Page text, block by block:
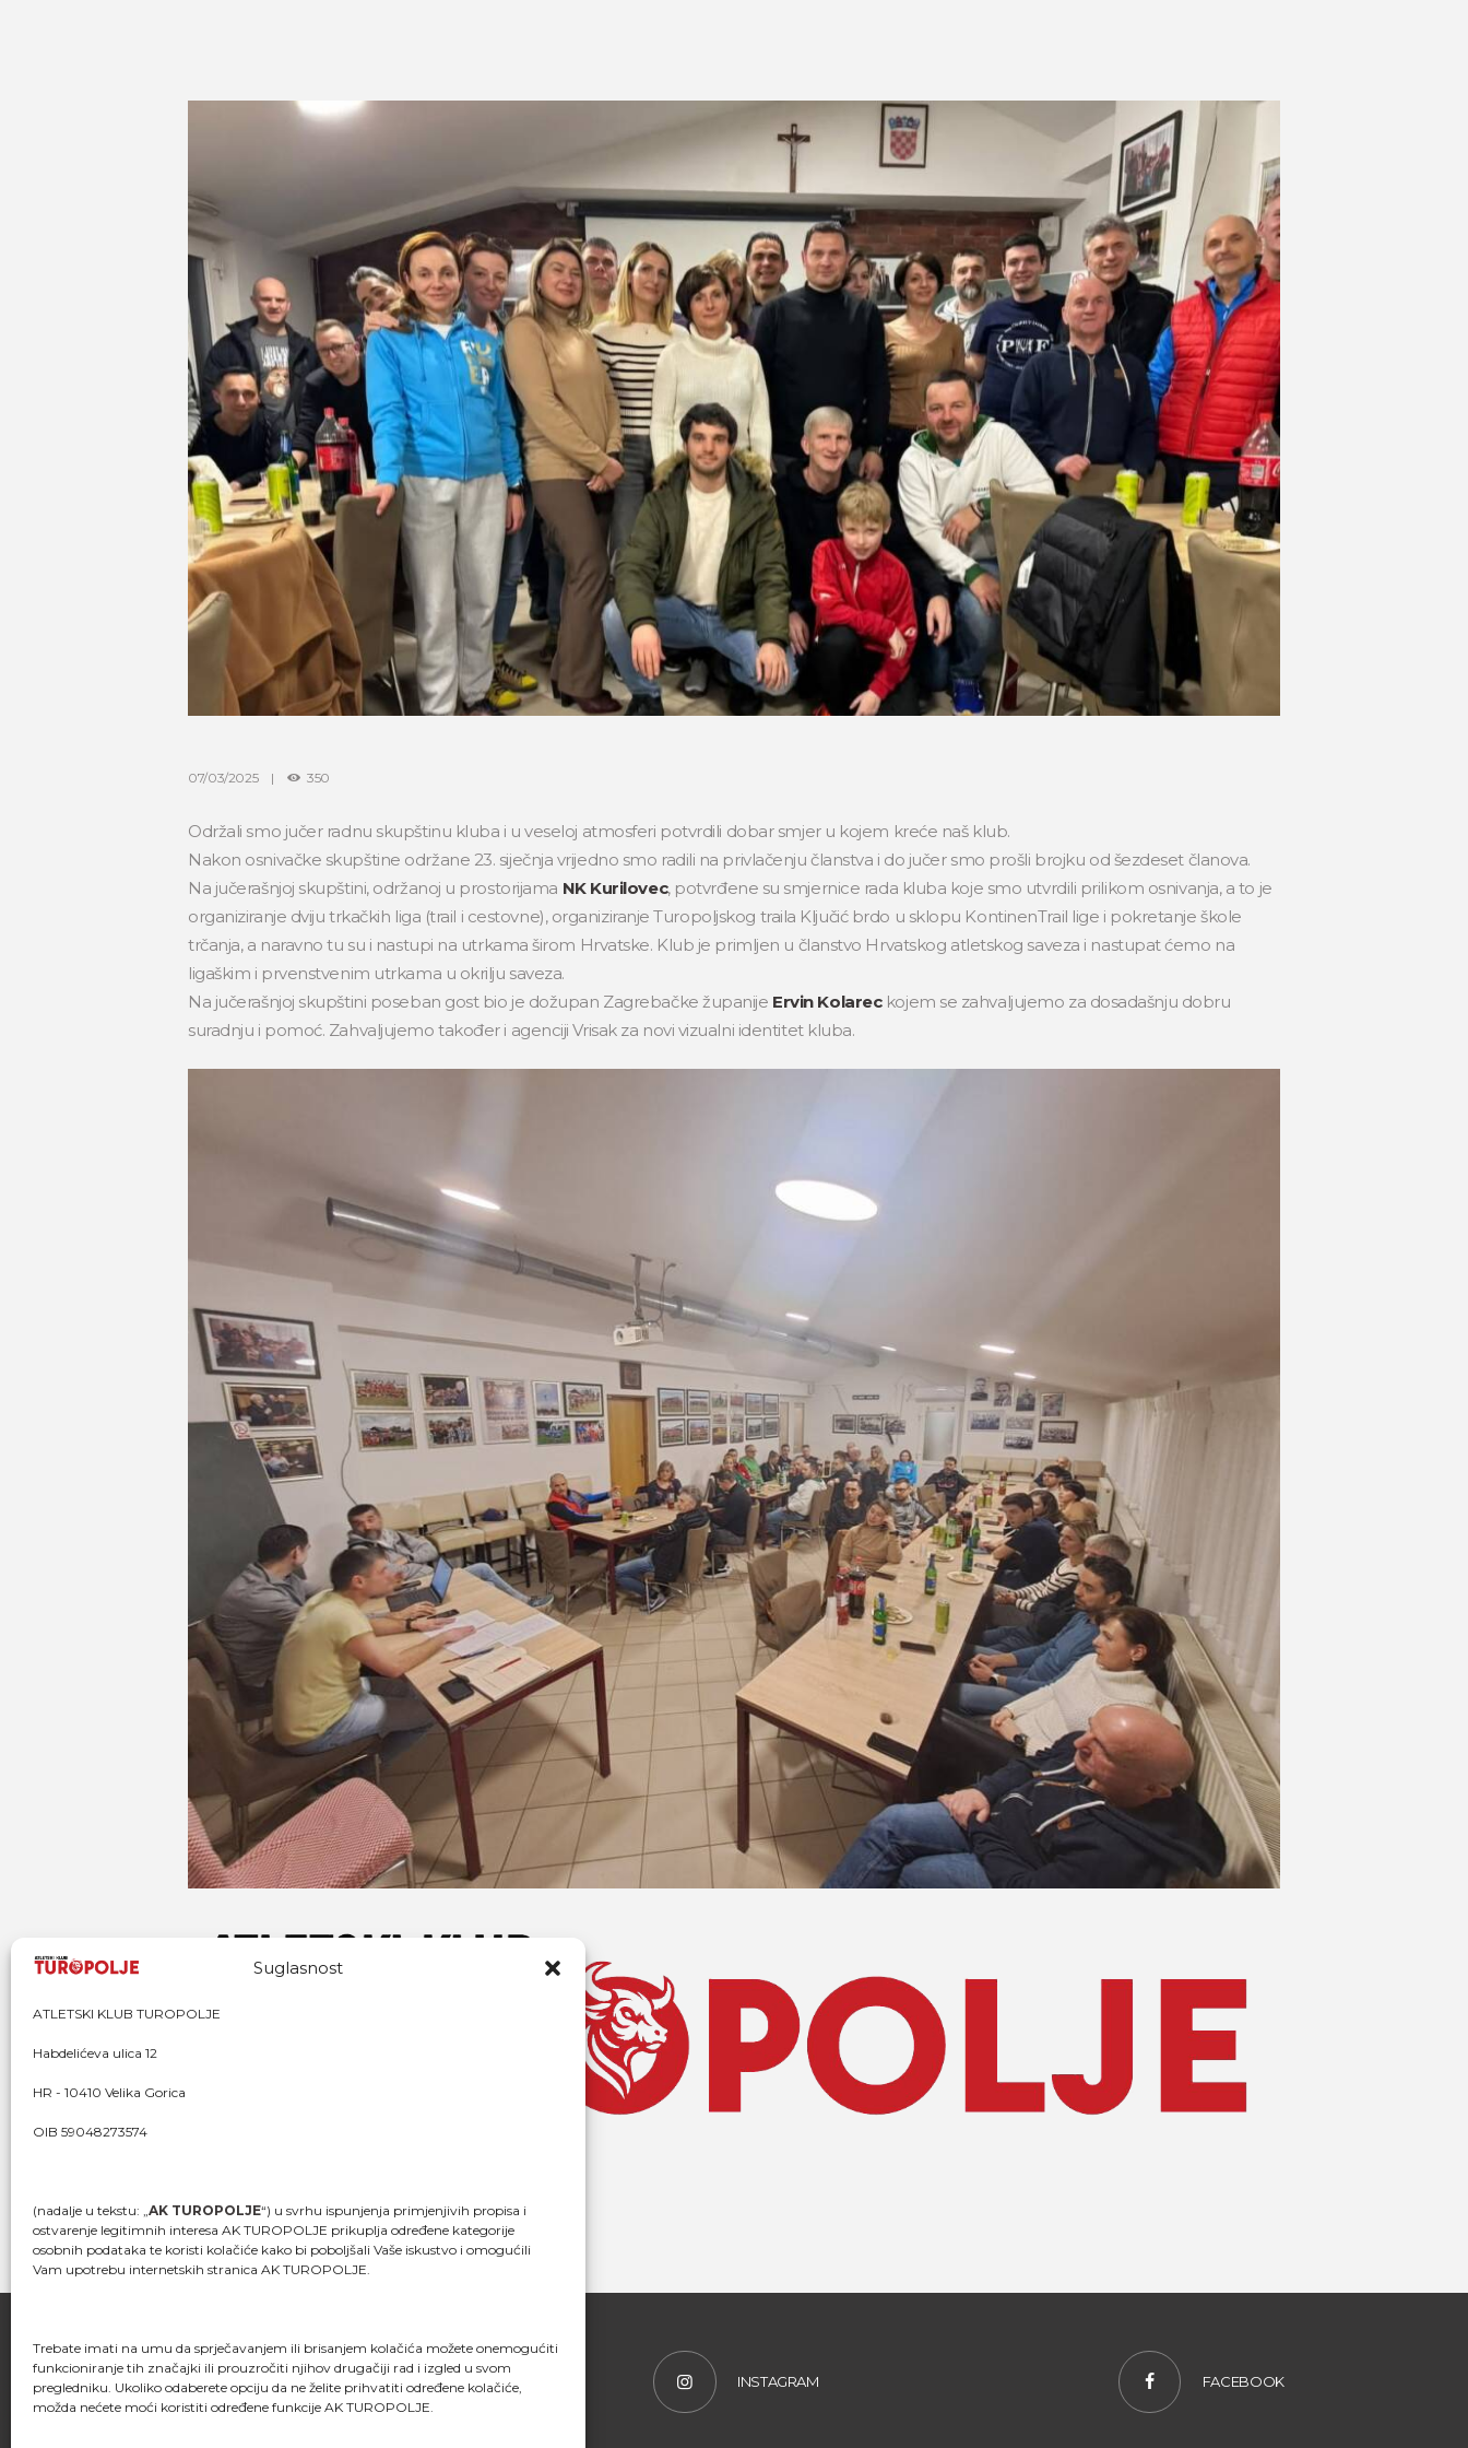
Suglasnost
ATLETSKI KLUB TUROPOLJE
Habdelićeva ulica 12
HR - 10410 Velika Gorica
OIB 59048273574
(nadalje u tekstu: „AK TUROPOLJE“) u svrhu ispunjenja primjenjivih propisa i
ostvarenje legitimnih interesa AK TUROPOLJE prikuplja određene kategorije
osobnih podataka te koristi kolačiće kako bi poboljšali Vaše iskustvo i omogućili
Vam upotrebu internetskih stranica AK TUROPOLJE.
Trebate imati na umu da sprječavanjem ili brisanjem kolačića možete onemogućiti
funkcioniranje tih značajki ili prouzročiti njihov drugačiji rad i izgled u svom
pregledniku. Ukoliko odaberete opciju da ne želite prihvatiti određene kolačiće,
možda nećete moći koristiti određene funkcije AK TUROPOLJE.
07/03/2025 350
Održali smo jučer radnu skupštinu kluba i u veseloj atmosferi potvrdili dobar smjer u kojem kreće naš klub.
Nakon osnivačke skupštine održane 23. siječnja vrijedno smo radili na privlačenju članstva i do jučer smo prošli brojku od šezdeset članova.
Na jučerašnjoj skupštini, održanoj u prostorijama NK Kurilovec, potvrđene su smjernice rada kluba koje smo utvrdili prilikom osnivanja, a to je
organiziranje dviju trkačkih liga (trail i cestovne), organiziranje Turopoljskog traila Ključić brdo u sklopu KontinenTrail lige i pokretanje škole
trčanja, a naravno tu su i nastupi na utrkama širom Hrvatske. Klub je primljen u članstvo Hrvatskog atletskog saveza i nastupat ćemo na
ligaškim i prvenstvenim utrkama u okrilju saveza.
Na jučerašnjoj skupštini poseban gost bio je dožupan Zagrebačke županije Ervin Kolareckojem se zahvaljujemo za dosadašnju dobru
suradnju i pomoć. Zahvaljujemo također i agenciji Vrisak za novi vizualni identitet kluba.
FACEBOOK INSTAGRAM FACEBOOK